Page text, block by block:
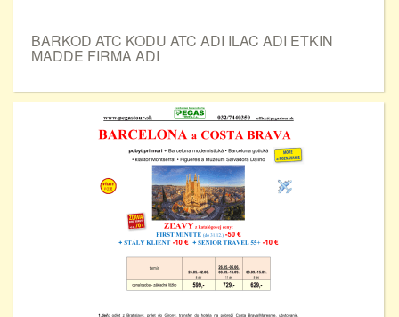
BARKOD ATC KODU ATC ADI ILAC ADI ETKIN
MADDE FIRMA ADI